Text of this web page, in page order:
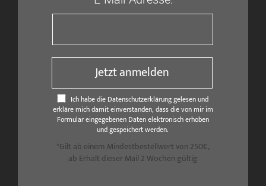
Jetzt anmelden
Ich habe die Datenschutzerklärung gelesen und
erkläre mich damit einverstanden, dass die von mir im
Formular eingegebenen Daten elektronisch erhoben
und gespeichert werden.
*Gilt ab einem Mindestbestellwert von 250€,
ab Erhalt dieser Mail 2 Wochen gültig